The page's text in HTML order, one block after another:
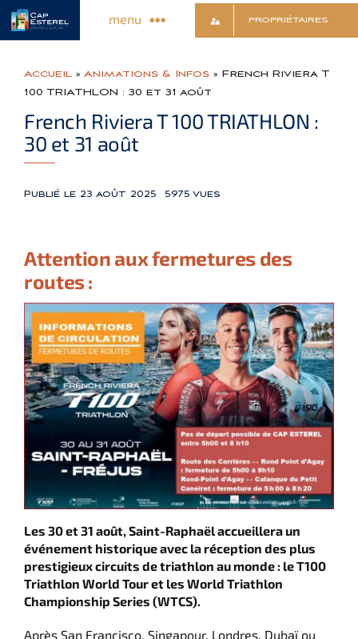
Passer
au
menu
Commerces & Services
Animations & Infos
Contact
Italiano
PROPRIÉTAIRES
Accueil» Animations & Infos» French Riviera T
100 TRIATHLON : 30 et 31 août
French Riviera T 100 TRIATHLON :
30 et 31 août
Publié le 23 août 2025 5975 vues
Attention aux fermetures des
routes :
Les 30 et 31 août, Saint-Raphaël accueillera un
événement historique avec la réception des plus
prestigieux circuits de triathlon au monde : le T100
Triathlon World Tour et les World Triathlon
Championship Series (WTCS).
Après San Francisco, Singapour, Londres, Dubaï ou